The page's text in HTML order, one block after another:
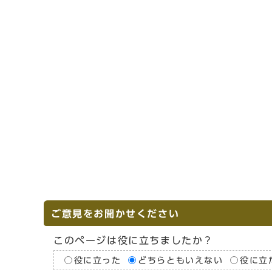
ご意見をお聞かせください
このページは役に立ちましたか？
役に立った どちらともいえない 役に立